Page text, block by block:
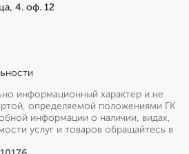
4. оф. 12
информационный характер и не
определяемой положениями ГК
информации о наличии, видах,
услуг и товаров обращайтесь в